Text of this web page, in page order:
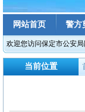
网站首页 警方
欢迎您访问保定市公安局
当前位置